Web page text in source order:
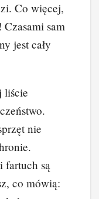
Co więcej,
sam
jest cały
liście
nie
fartuch są
co mówią: